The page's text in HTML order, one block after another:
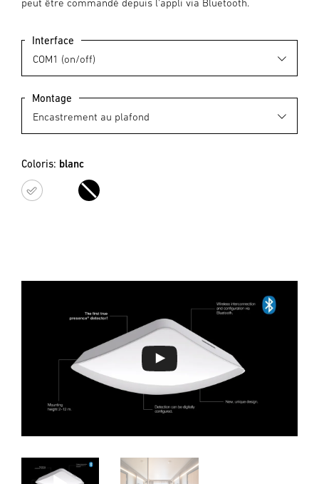
peut être commandé depuis l'appli via Bluetooth.
Interface
Montage
Coloris: blanc
blanc noir